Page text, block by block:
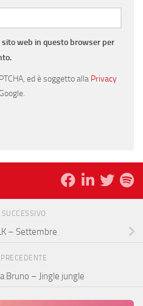
web in questo browser per
ed è soggetto alla Privacy
– Settembre
Bruno – Jingle jungle